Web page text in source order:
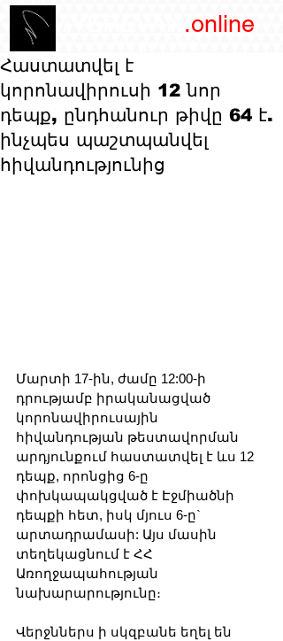
.online
Հաստատվել է
կորոնավիրուսի 12 նոր
դեպք, ընդհանուր թիվը 64 է.
ինչպես պաշտպանվել
հիվանդությունից
Մարտի 17-ին, ժամը 12:00-ի
դրությամբ իրականացված
կորոնավիրուսային
հիվանդության թեստավորման
արդյունքում հաստատվել է ևս 12
դեպք, որոնցից 6-ը
փոխկապակցված է Էջմիածնի
դեպքի հետ, իսկ մյուս 6-ը`
արտադրամասի: Այս մասին
տեղեկացնում է ՀՀ
Առողջապահության
նախարարությունը։
Վերջններս ի սկզբանե եղել են